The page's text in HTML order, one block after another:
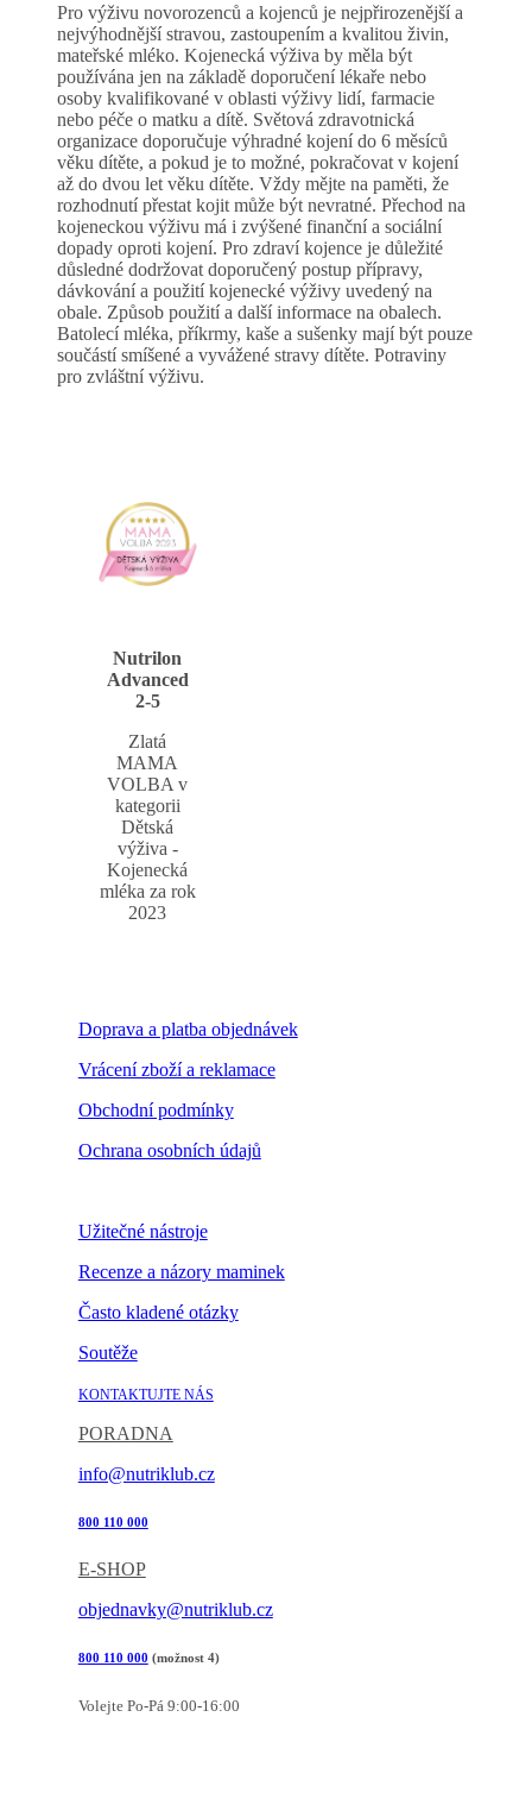
Pro výživu novorozenců a kojenců je nejpřirozenější a
nejvýhodnější stravou, zastoupením a kvalitou živin,
mateřské mléko. Kojenecká výživa by měla být
používána jen na základě doporučení lékaře nebo
osoby kvalifikované v oblasti výživy lidí, farmacie
nebo péče o matku a dítě. Světová zdravotnická
organizace doporučuje výhradné kojení do 6 měsíců
věku dítěte, a pokud je to možné, pokračovat v kojení
až do dvou let věku dítěte. Vždy mějte na paměti, že
rozhodnutí přestat kojit může být nevratné. Přechod na
kojeneckou výživu má i zvýšené finanční a sociální
dopady oproti kojení. Pro zdraví kojence je důležité
důsledné dodržovat doporučený postup přípravy,
dávkování a použití kojenecké výživy uvedený na
obale. Způsob použití a další informace na obalech.
Batolecí mléka, příkrmy, kaše a sušenky mají být pouze
součástí smíšené a vyvážené stravy dítěte. Potraviny
pro zvláštní výživu.
Nutrilon
Advanced
2-5
Zlatá
MAMA
VOLBA v
kategorii
Dětská
výživa -
Kojenecká
mléka za rok
2023
Doprava a platba objednávek
Vrácení zboží a reklamace
Obchodní podmínky
Ochrana osobních údajů
Užitečné nástroje
Recenze a názory maminek
Často kladené otázky
Soutěže
KONTAKTUJTE NÁS
PORADNA
info@nutriklub.cz
800 110 000
E-SHOP
objednavky@nutriklub.cz
800 110 000 (možnost 4)
Volejte Po-Pá 9:00-16:00